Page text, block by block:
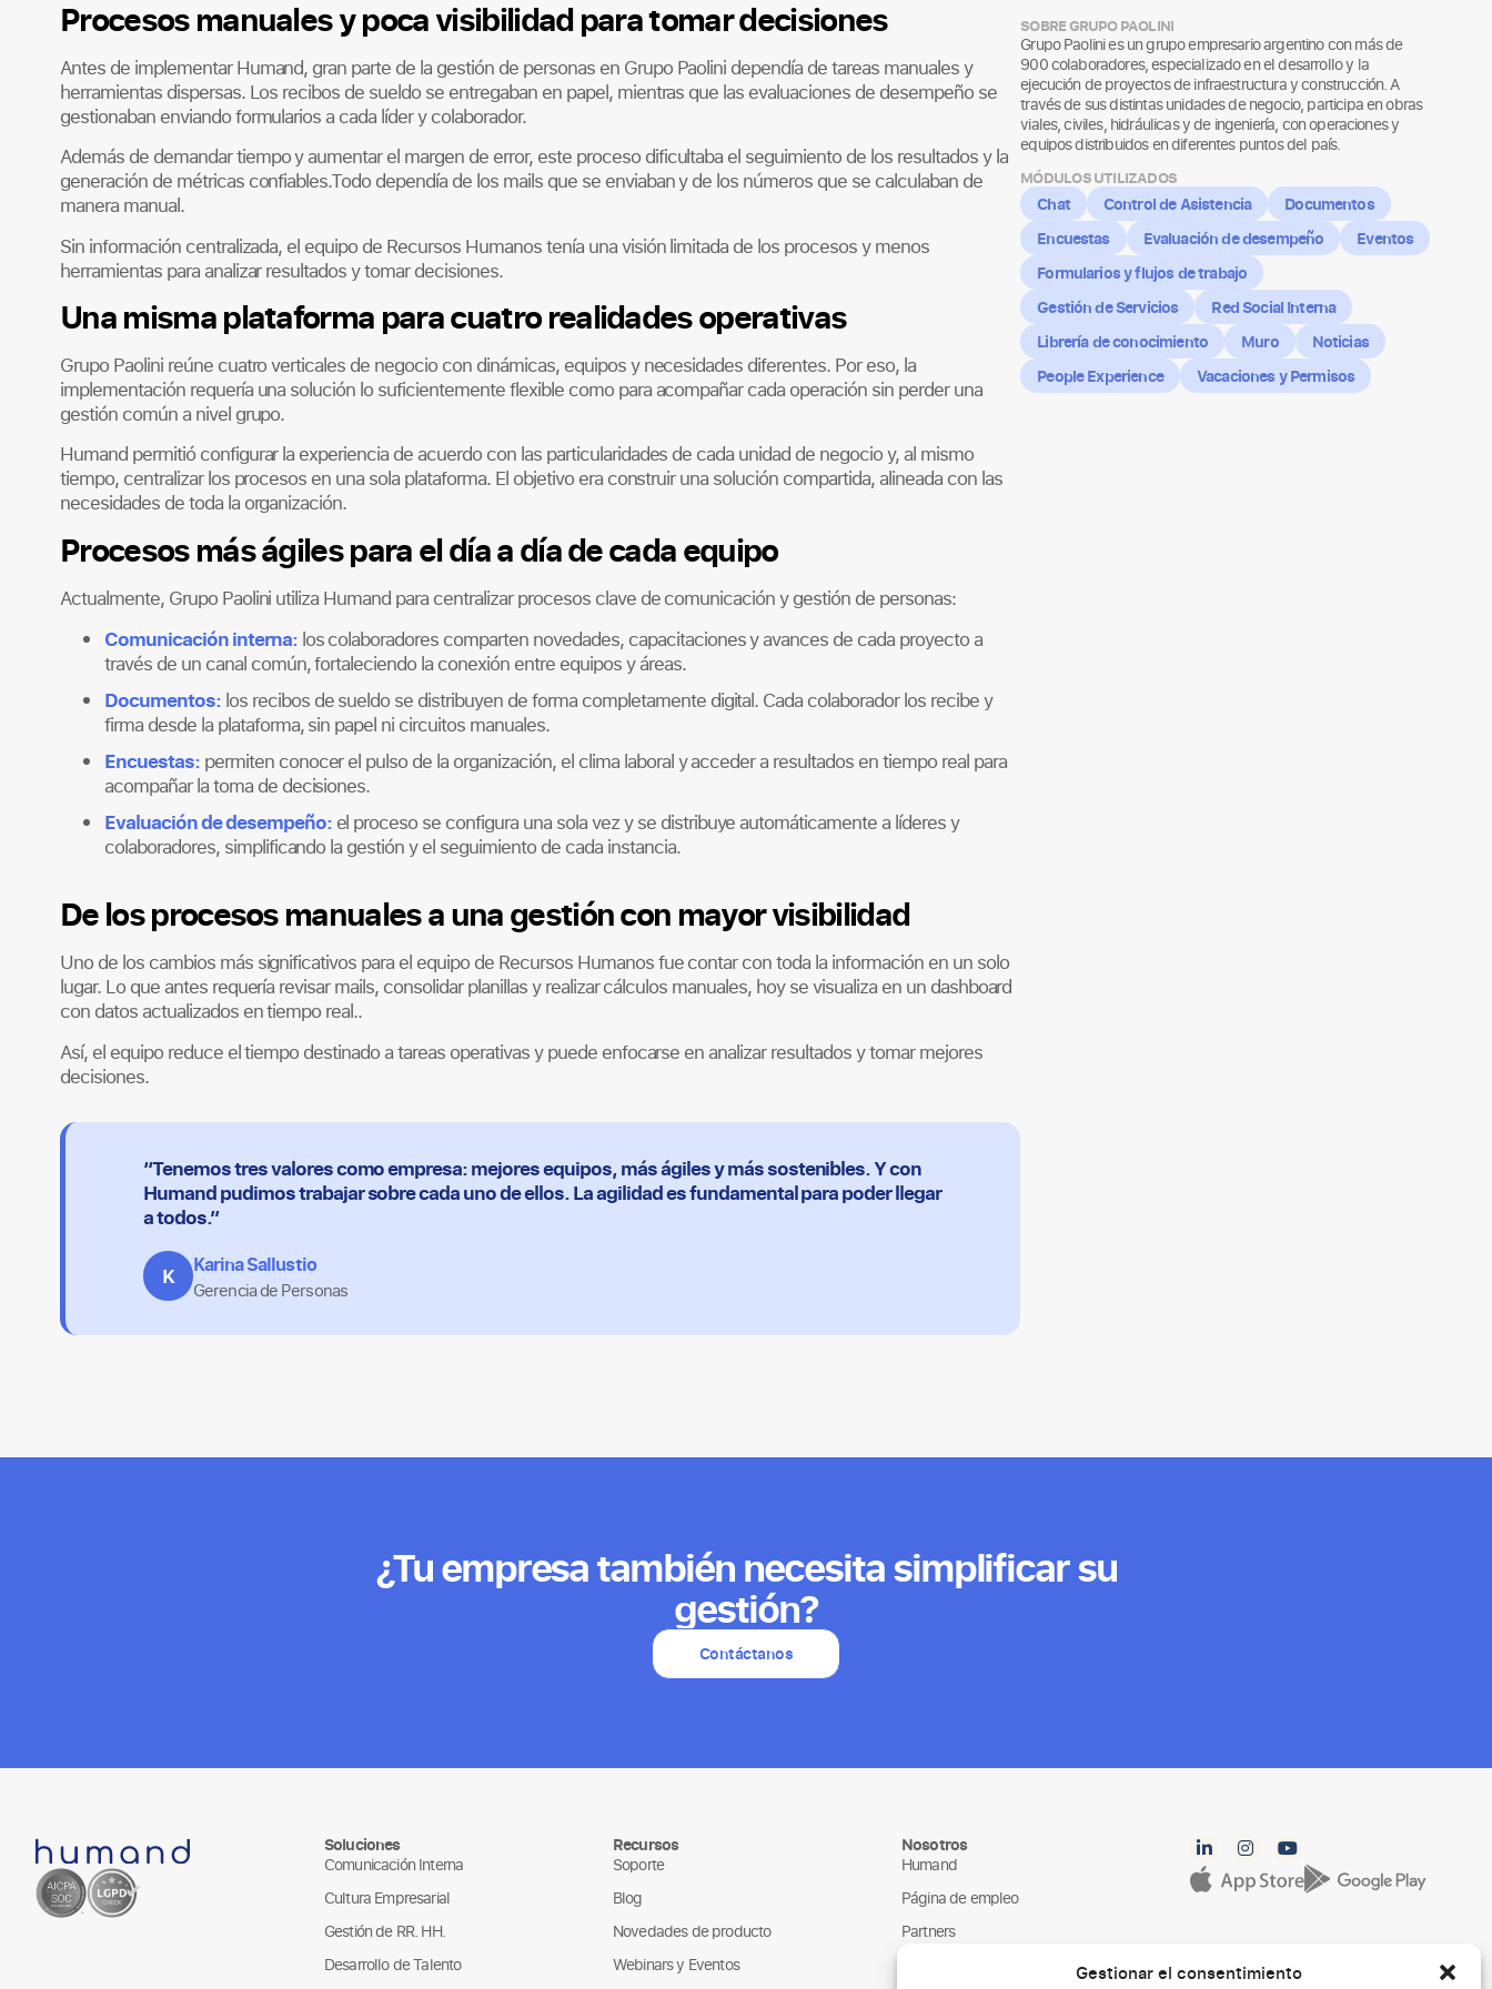
Gestionar el consentimiento
Procesos manuales y poca visibilidad para tomar decisiones
Antes de implementar Humand, gran parte de la gestión de personas en Grupo Paolini dependía de tareas manuales y
herramientas dispersas. Los recibos de sueldo se entregaban en papel, mientras que las evaluaciones de desempeño se
gestionaban enviando formularios a cada líder y colaborador.
Además de demandar tiempo y aumentar el margen de error, este proceso dificultaba el seguimiento de los resultados y la
generación de métricas confiables.Todo dependía de los mails que se enviaban y de los números que se calculaban de
manera manual.
Sin información centralizada, el equipo de Recursos Humanos tenía una visión limitada de los procesos y menos
herramientas para analizar resultados y tomar decisiones.
Una misma plataforma para cuatro realidades operativas
Grupo Paolini reúne cuatro verticales de negocio con dinámicas, equipos y necesidades diferentes. Por eso, la
implementación requería una solución lo suficientemente flexible como para acompañar cada operación sin perder una
gestión común a nivel grupo.
Humand permitió configurar la experiencia de acuerdo con las particularidades de cada unidad de negocio y, al mismo
tiempo, centralizar los procesos en una sola plataforma. El objetivo era construir una solución compartida, alineada con las
necesidades de toda la organización.
Procesos más ágiles para el día a día de cada equipo
Actualmente, Grupo Paolini utiliza Humand para centralizar procesos clave de comunicación y gestión de personas:
Comunicación interna:los colaboradores comparten novedades, capacitaciones y avances de cada proyecto a
través de un canal común, fortaleciendo la conexión entre equipos y áreas.
Documentos:los recibos de sueldo se distribuyen de forma completamente digital. Cada colaborador los recibe y
firma desde la plataforma, sin papel ni circuitos manuales.
Encuestas:permiten conocer el pulso de la organización, el clima laboral y acceder a resultados en tiempo real para
acompañar la toma de decisiones.
Evaluación de desempeño:el proceso se configura una sola vez y se distribuye automáticamente a líderes y
colaboradores, simplificando la gestión y el seguimiento de cada instancia.
De los procesos manuales a una gestión con mayor visibilidad
Uno de los cambios más significativos para el equipo de Recursos Humanos fue contar con toda la información en un solo
lugar. Lo que antes requería revisar mails, consolidar planillas y realizar cálculos manuales, hoy se visualiza en un dashboard
con datos actualizados en tiempo real..
Así, el equipo reduce el tiempo destinado a tareas operativas y puede enfocarse en analizar resultados y tomar mejores
decisiones.
“Tenemos tres valores como empresa: mejores equipos, más ágiles y más sostenibles. Y con
Humand pudimos trabajar sobre cada uno de ellos. La agilidad es fundamental para poder llegar
a todos.”
K Karina Sallustio
Gerencia de Personas
SOBRE GRUPO PAOLINI
Grupo Paolini es un grupo empresario argentino con más de
900 colaboradores, especializado en el desarrollo y la
ejecución de proyectos de infraestructura y construcción. A
través de sus distintas unidades de negocio, participa en obras
viales, civiles, hidráulicas y de ingeniería, con operaciones y
equipos distribuidos en diferentes puntos del país.
MÓDULOS UTILIZADOS
Chat Control de Asistencia
Documentos
Encuestas
Evaluación de desempeño
Eventos
Formularios y flujos de trabajo
Gestión de Servicios
Red Social Interna
Librería de conocimiento
Muro
Noticias
People Experience
Vacaciones y Permisos
¿Tu empresa también necesita simplificar su
gestión?
Contáctanos
Soluciones
Comunicación Interna
Cultura Empresarial
Gestión de RR. HH.
Desarrollo de Talento
Recursos
Soporte
Blog
Novedades de producto
Webinars y Eventos
Nosotros
Humand
Página de empleo
Partners